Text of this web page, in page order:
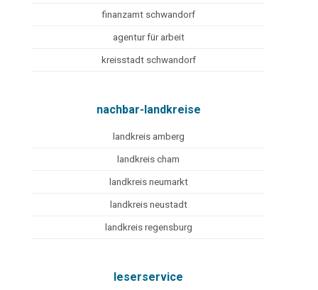
finanzamt schwandorf
agentur für arbeit
kreisstadt schwandorf
nachbar-landkreise
landkreis amberg
landkreis cham
landkreis neumarkt
landkreis neustadt
landkreis regensburg
leserservice